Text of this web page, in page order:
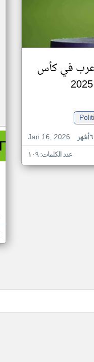
عرب في كأس
Jan 16, 2026
عدد الكلمات: ١٠٩